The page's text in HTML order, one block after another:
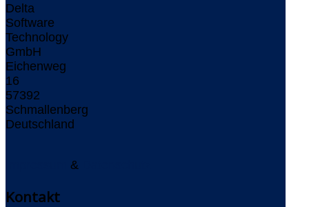
Delta
Software
Technology
GmbH
Eichenweg
16
57392
Schmallenberg
Deutschland
&
Kontakt